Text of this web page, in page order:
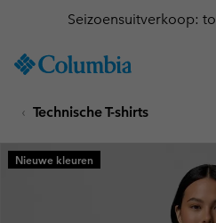
TO
SKIP
MAIN
NAV
Seizoensuitverkoop:
Technische T-shirts
Nieuwe kleuren